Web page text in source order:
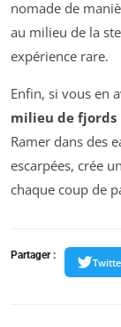
nomade de
au milieu de la
expérience rare.
Enfin, si vous en
milieu de fjords
Ramer dans des
escarpées, crée
chaque coup de
Partager :